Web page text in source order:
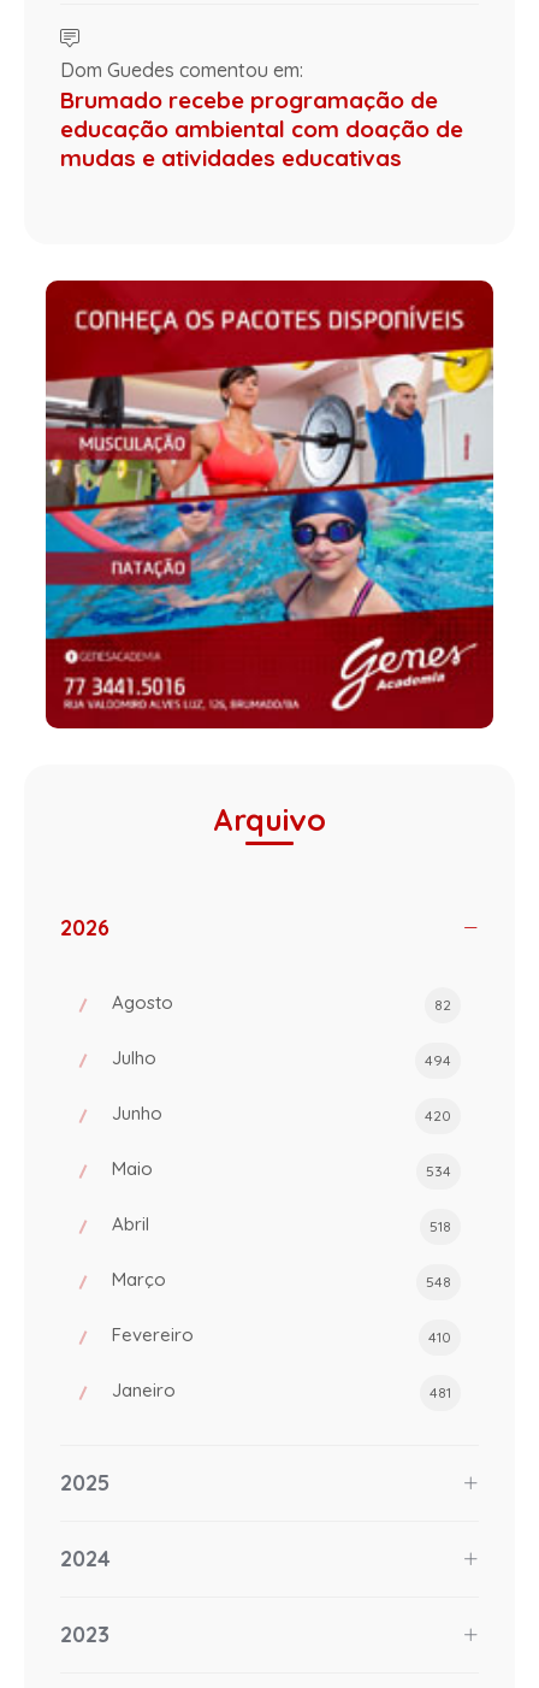
Dom Guedes comentou em:
Brumado recebe programação de
educação ambiental com doação de
mudas e atividades educativas
Arquivo
2026
Agosto 82
Julho 494
Junho 420
Maio 534
Abril 518
Março 548
Fevereiro 410
Janeiro 481
2025
2024
2023